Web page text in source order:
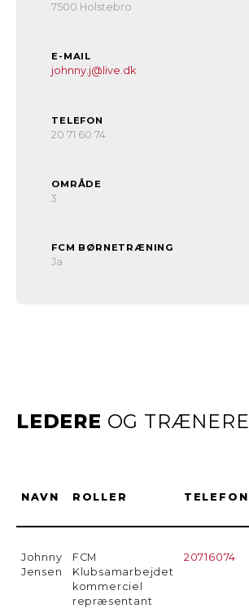
7500 Holstebro
E-MAIL
johnny.j@live.dk
TELEFON
20 71 60 74
OMRÅDE
3
FCM BØRNETRÆNING
Ja
LEDERE OG TRÆNERE
NAVN ROLLER TELEFON
Johnny
Jensen
FCM
Klubsamarbejdet
kommerciel
repræsentant
20716074